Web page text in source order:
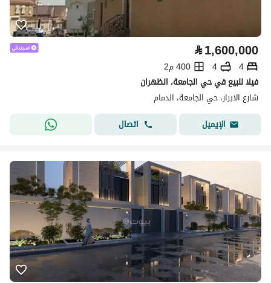
⃁1,600,000
4
4
400 م2
فيلا للبيع في حي الجامعة، الظهران
شارع الابرار، حي الجامعة، الدمام
الإيميل
اتصال